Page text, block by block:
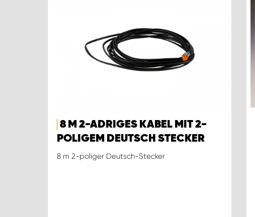
8 M 2-ADRIGES KABEL MIT 2-
POLIGEM DEUTSCH STECKER
8 m 2-poliger Deutsch-Stecker